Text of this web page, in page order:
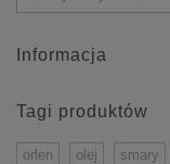
Informacja
Tagi produktów
orlen olej smary